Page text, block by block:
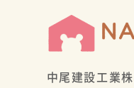
中尾建設工業